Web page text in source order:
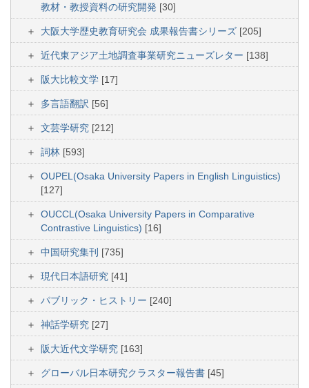
教材・教授資料の研究開発 [30]
大阪大学歴史教育研究会 成果報告書シリーズ [205]
近代東アジア土地調査事業研究ニューズレター [138]
阪大比較文学 [17]
多言語翻訳 [56]
文芸学研究 [212]
詞林 [593]
OUPEL(Osaka University Papers in English Linguistics)
[127]
OUCCL(Osaka University Papers in Comparative
Contrastive Linguistics) [16]
中国研究集刊 [735]
現代日本語研究 [41]
パブリック・ヒストリー [240]
神話学研究 [27]
阪大近代文学研究 [163]
グローバル日本研究クラスター報告書 [45]